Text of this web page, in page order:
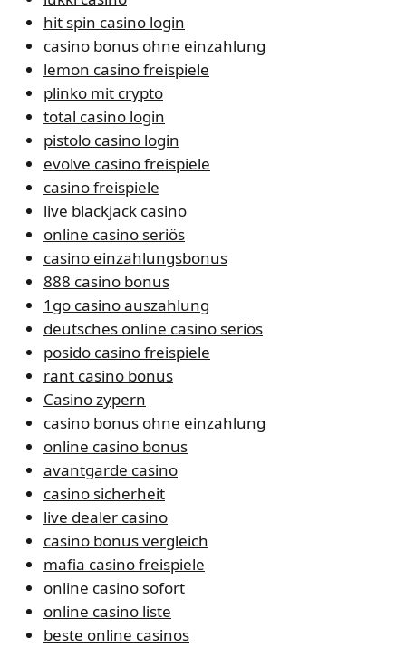
hit spin casino login
casino bonus ohne einzahlung
lemon casino freispiele
plinko mit crypto
total casino login
pistolo casino login
evolve casino freispiele
casino freispiele
live blackjack casino
online casino seriös
casino einzahlungsbonus
888 casino bonus
1go casino auszahlung
deutsches online casino seriös
posido casino freispiele
rant casino bonus
Casino zypern
casino bonus ohne einzahlung
online casino bonus
avantgarde casino
casino sicherheit
live dealer casino
casino bonus vergleich
mafia casino freispiele
online casino sofort
online casino liste
beste online casinos